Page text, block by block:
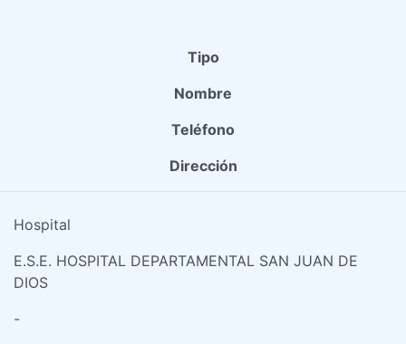
Tipo
Nombre
Teléfono
Dirección
Hospital
E.S.E. HOSPITAL DEPARTAMENTAL SAN JUAN DE
DIOS
-